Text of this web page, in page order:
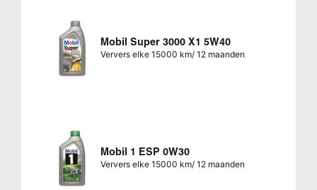
Mobil Super 3000 X1 5W40
Ververs elke 15000 km/ 12 maanden
Mobil 1 ESP 0W30
Ververs elke 15000 km/ 12 maanden